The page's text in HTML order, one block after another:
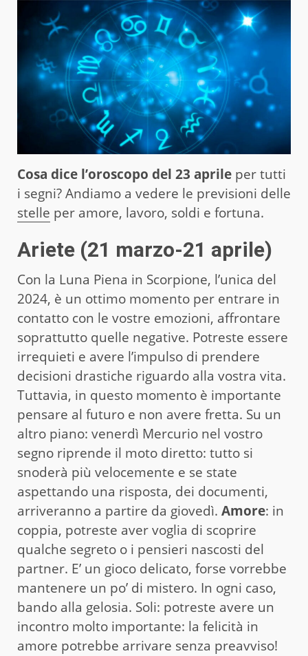
Cosa dice l’oroscopo del 23 aprile per tutti
i segni? Andiamo a vedere le previsioni delle
stelle per amore, lavoro, soldi e fortuna.
Ariete (21 marzo-21 aprile)
Con la Luna Piena in Scorpione, l’unica del
2024, è un ottimo momento per entrare in
contatto con le vostre emozioni, affrontare
soprattutto quelle negative. Potreste essere
irrequieti e avere l’impulso di prendere
decisioni drastiche riguardo alla vostra vita.
Tuttavia, in questo momento è importante
pensare al futuro e non avere fretta. Su un
altro piano: venerdì Mercurio nel vostro
segno riprende il moto diretto: tutto si
snoderà più velocemente e se state
aspettando una risposta, dei documenti,
arriveranno a partire da giovedì. Amore: in
coppia, potreste aver voglia di scoprire
qualche segreto o i pensieri nascosti del
partner. E’ un gioco delicato, forse vorrebbe
mantenere un po’ di mistero. In ogni caso,
bando alla gelosia. Soli: potreste avere un
incontro molto importante: la felicità in
amore potrebbe arrivare senza preavviso!